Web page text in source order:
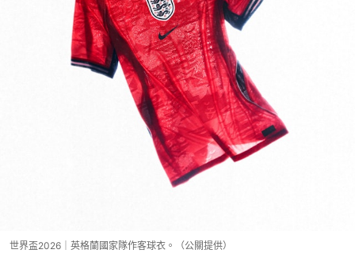
世界盃2026｜英格蘭國家隊作客球衣。（公關提供）